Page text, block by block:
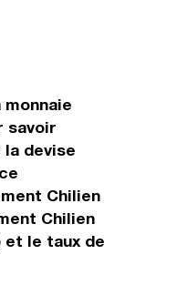
savoir
la devise
Chilien
Chilien
et le taux de